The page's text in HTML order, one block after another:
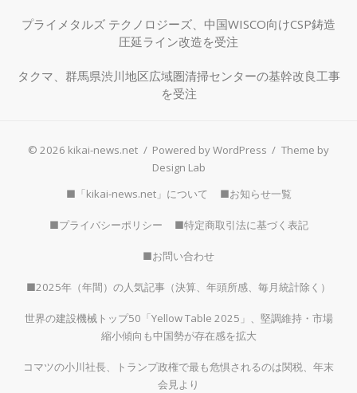
プライメタルズ テクノロジーズ、中国WISCO向けCSP鋳造
圧延ライン改造を受注
タクマ、群馬県渋川地区広域圏清掃センターの基幹改良工事
を受注
© 2026 kikai-news.net / Powered by WordPress / Theme by
Design Lab
■「kikai-news.net」について
■お知らせ一覧
■プライバシーポリシー ■特定商取引法に基づく表記
■お問い合わせ
■2025年（年間）の人気記事（決算、年頭所感、毎月統計除く）
世界の建設機械トップ50「Yellow Table 2025」、堅調維持・市場
縮小傾向も中国勢が存在感を拡大
コマツの小川社長、トランプ政権で最も危惧されるのは関税、年末
会見より